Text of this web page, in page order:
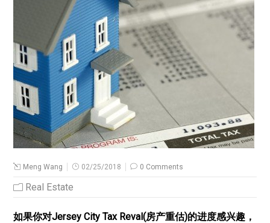
Meng Wang 02/25/2018 0 Comments
Real Estate
如果你对Jersey City Tax Reval(房产重估)的进度感兴趣，